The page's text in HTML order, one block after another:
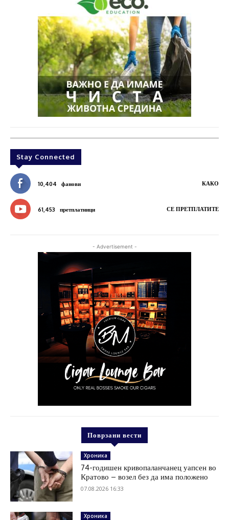
Stay Connected
10,404 фанови КАКО
61,453 претплатници СЕ ПРЕТПЛАТИТЕ
- Advertisement -
Поврзани вести
Хроника
74-годишен кривопаланчанец уапсен во
Кратово – возел без да има положено
07.08.2026 16:33
Хроника